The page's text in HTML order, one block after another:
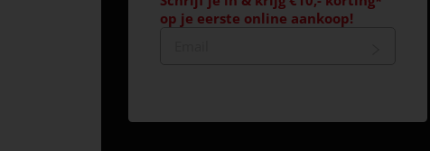
op je eerste online aankoop!